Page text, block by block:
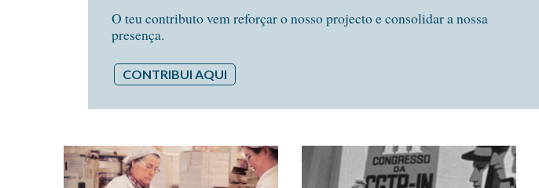
O teu contributo vem reforçar o nosso projecto e consolidar a nossa
presença.
CONTRIBUI AQUI